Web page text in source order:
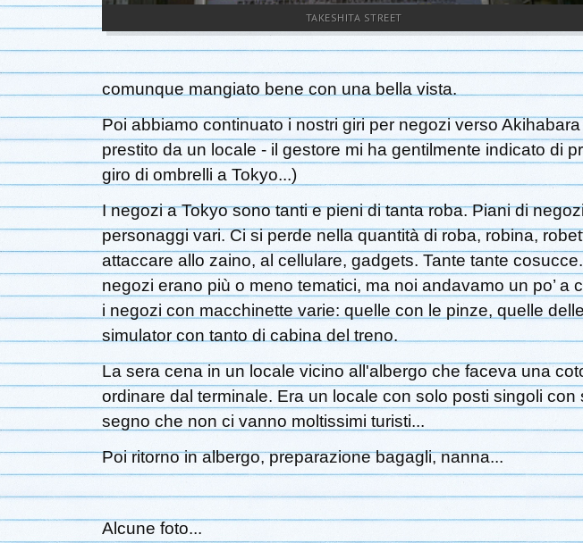
TAKESHITA STREET
comunque mangiato bene con una bella vista.
Poi abbiamo continuato i nostri giri per negozi verso
prestito da un locale - il gestore mi ha gentilmente indicato di
giro di ombrelli a Tokyo...)
I negozi a Tokyo sono tanti e pieni di tanta roba. Piani di
personaggi vari. Ci si perde nella quantità di roba, robina,
attaccare allo zaino, al cellulare, gadgets. Tante tante
negozi erano più o meno tematici, ma noi andavamo un po’
i negozi con macchinette varie: quelle con le pinze, quelle
simulator con tanto di cabina del treno.
La sera cena in un locale vicino all'albergo che faceva una
ordinare dal terminale. Era un locale con solo posti singoli
segno che non ci vanno moltissimi turisti...
Poi ritorno in albergo, preparazione bagagli, nanna...
Alcune foto...